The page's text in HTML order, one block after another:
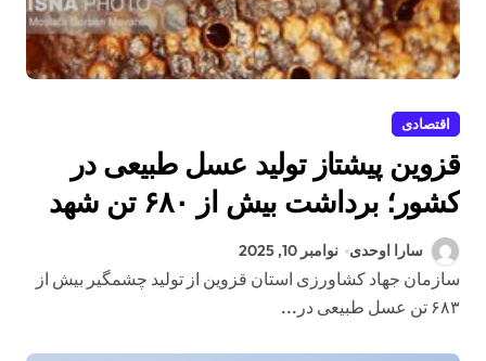
اقتصادی
قزوین پیشتاز تولید عسل طبیعی در
کشور؛ برداشت بیش از ۶۸۰ تن شهد
طلاییسارا اوحدی نوامبر 10, 2025
سازمان جهاد کشاورزی استان قزوین از تولید چشمگیر بیش از
۶۸۳ تن عسل طبیعی در...